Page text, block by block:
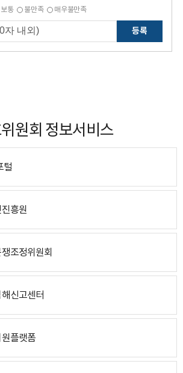
보통 불만족 매우불만족
등록
원회 정보서비스
털
흥원
조정위원회
신고센터
플랫폼